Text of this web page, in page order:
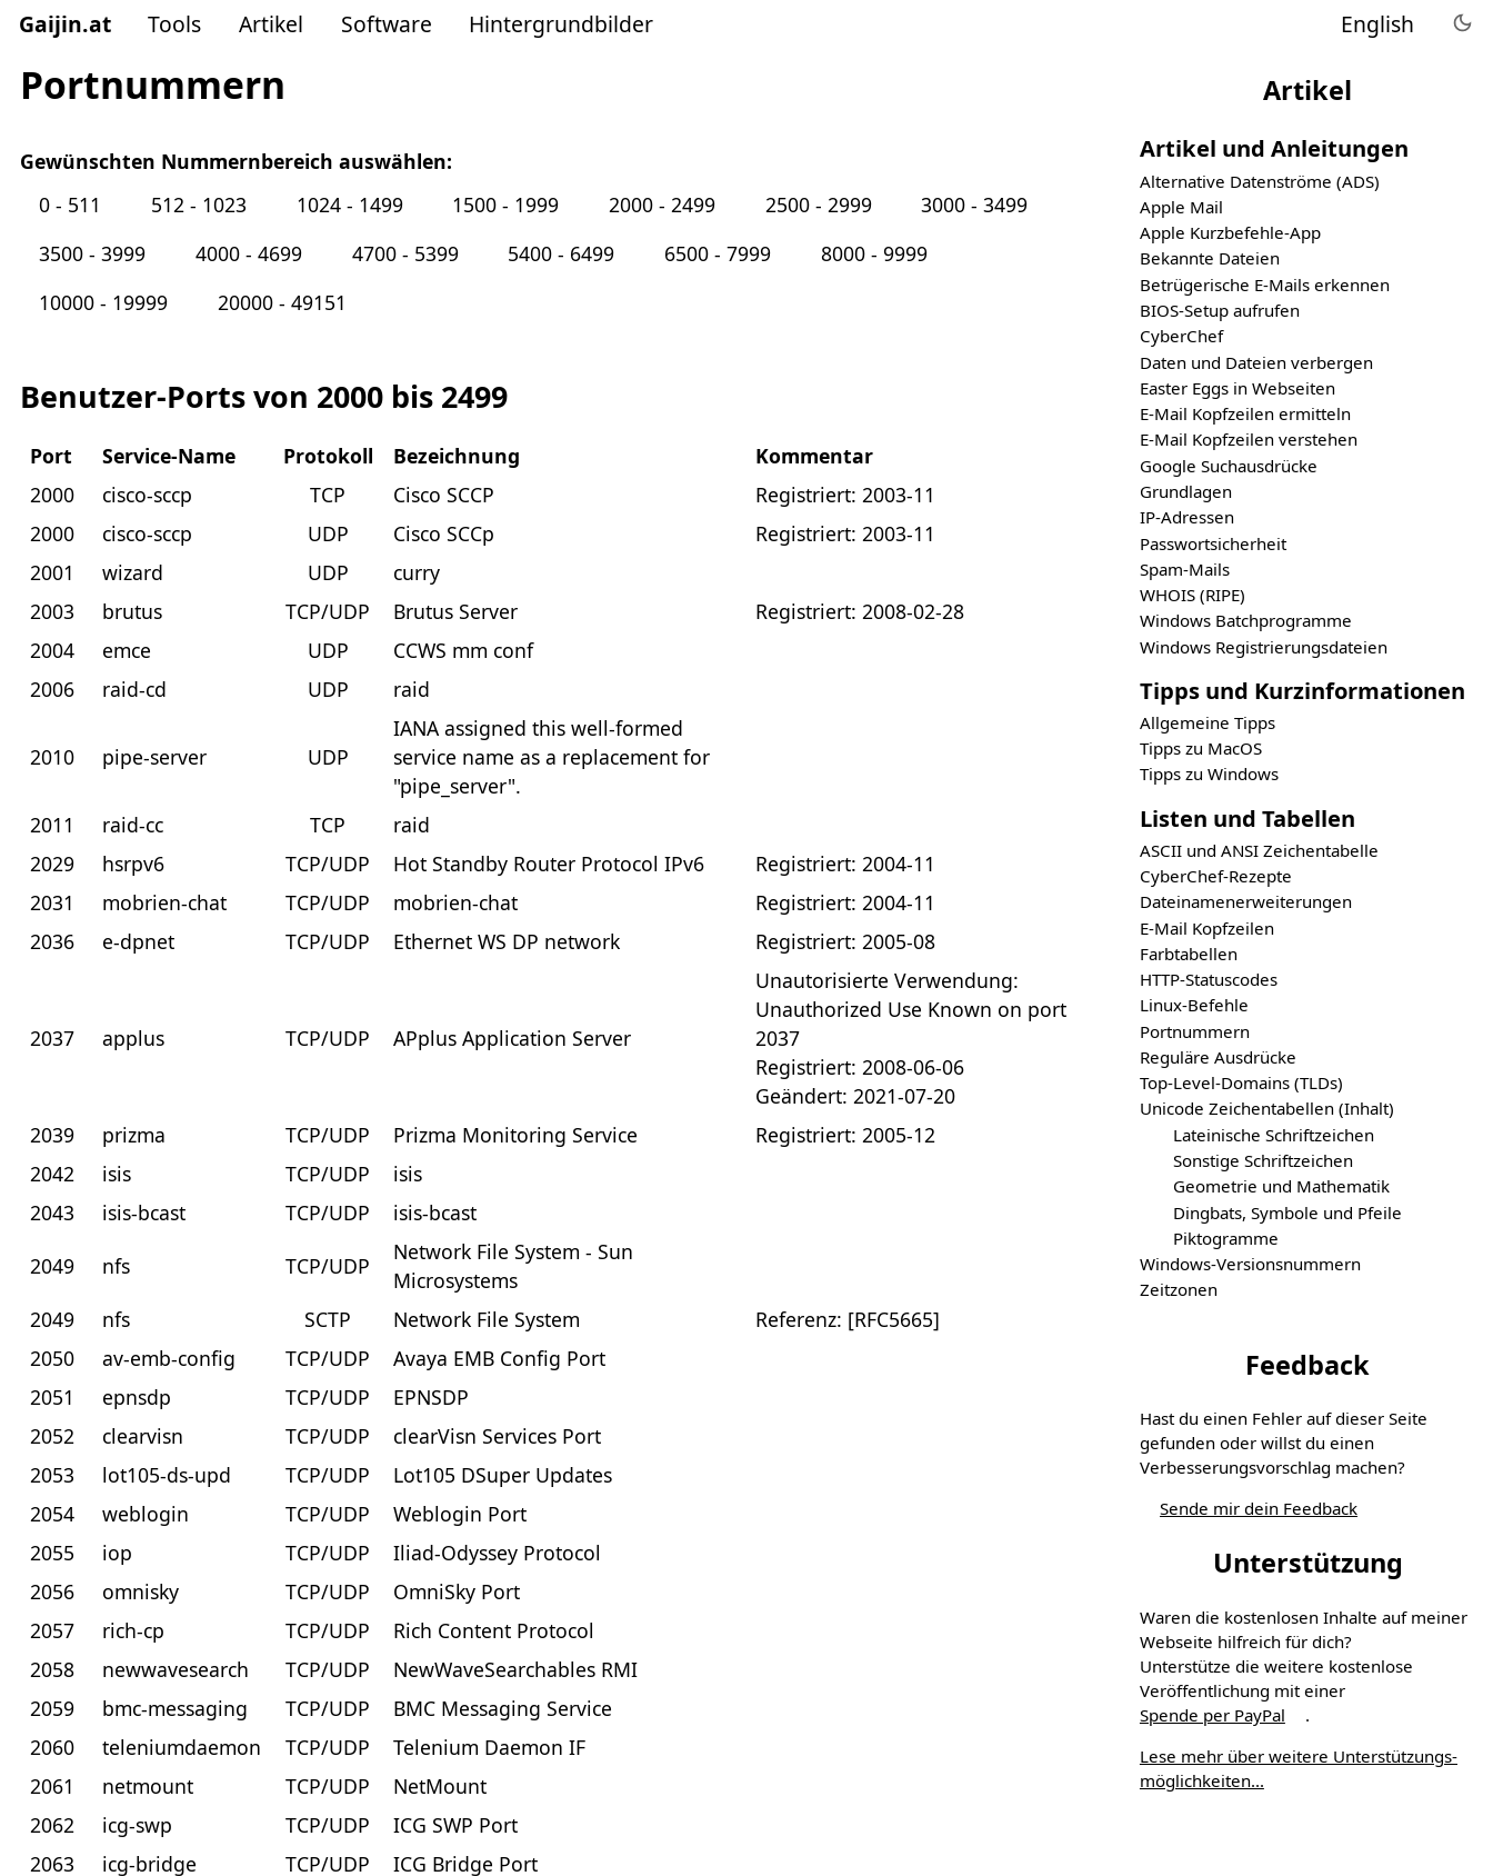
Gaijin.at Tools Artikel Software Hintergrundbilder English
Portnummern
Gewünschten Nummernbereich auswählen:
0 - 511
512 - 1023 1024 - 1499 1500 - 1999 2000 - 2499 2500 - 2999
3000 - 3499
3500 - 3999
4000 - 4699 4700 - 5399 5400 - 6499 6500 - 7999
8000 - 9999
10000 - 19999
20000 - 49151
Benutzer-Ports von 2000 bis 2499
Port Service-Name Protokoll Bezeichnung
Kommentar
2000
cisco-sccp TCP Cisco SCCP
Registriert: 2003-11
2000
cisco-sccp UDP Cisco SCCp
Registriert: 2003-11
2001
wizard UDP
curry
2003
brutus TCP/UDP Brutus Server
Registriert: 2008-02-28
2004
emce UDP
CCWS mm conf
2006
raid-cd UDP raid
2010 pipe-server UDP
IANA assigned this well-formed
service name as a replacement for
"pipe_server".
2011
raid-cc TCP
raid
2029
hsrpv6 TCP/UDP Hot Standby Router Protocol IPv6
Registriert: 2004-11
2031
mobrien-chat TCP/UDP mobrien-chat
Registriert: 2004-11
2036
e-dpnet TCP/UDP Ethernet WS DP network Registriert: 2005-08
2037 applus TCP/UDP APplus Application Server
Unautorisierte Verwendung:
Unauthorized Use Known on port
2037
Registriert: 2008-06-06
Geändert: 2021-07-20
2039
prizma TCP/UDP Prizma Monitoring Service
Registriert: 2005-12
2042
isis TCP/UDP
isis
2043
isis-bcast TCP/UDP
isis-bcast
2049
nfs TCP/UDP
Network File System - Sun
Microsystems
2049
nfs SCTP Network File System
Referenz: [RFC5665]
2050
av-emb-config TCP/UDP
Avaya EMB Config Port
2051
epnsdp TCP/UDP
EPNSDP
2052
clearvisn TCP/UDP
clearVisn Services Port
2053
lot105-ds-upd TCP/UDP
Lot105 DSuper Updates
2054
weblogin TCP/UDP
Weblogin Port
2055
iop TCP/UDP
Iliad-Odyssey Protocol
2056
omnisky TCP/UDP
OmniSky Port
2057
rich-cp TCP/UDP
Rich Content Protocol
2058
newwavesearch TCP/UDP
NewWaveSearchables RMI
2059
bmc-messaging TCP/UDP
BMC Messaging Service
2060
teleniumdaemon TCP/UDP
Telenium Daemon IF
2061
netmount TCP/UDP
NetMount
2062
icg-swp TCP/UDP
ICG SWP Port
2063
icg-bridge TCP/UDP
ICG Bridge Port
Artikel
Artikel und Anleitungen
Alternative Datenströme (ADS)
Apple Mail
Apple Kurzbefehle-App
Bekannte Dateien
Betrügerische E-Mails erkennen
BIOS-Setup aufrufen
CyberChef
Daten und Dateien verbergen
Easter Eggs in Webseiten
E-Mail Kopfzeilen ermitteln
E-Mail Kopfzeilen verstehen
Google Suchausdrücke
Grundlagen
IP-Adressen
Passwortsicherheit
Spam-Mails
WHOIS (RIPE)
Windows Batchprogramme
Windows Registrierungsdateien
Tipps und Kurzinformationen
Allgemeine Tipps
Tipps zu MacOS
Tipps zu Windows
Listen und Tabellen
ASCII und ANSI Zeichentabelle
CyberChef-Rezepte
Dateinamenerweiterungen
E-Mail Kopfzeilen
Farbtabellen
HTTP-Statuscodes
Linux-Befehle
Portnummern
Reguläre Ausdrücke
Top-Level-Domains (TLDs)
Unicode Zeichentabellen (Inhalt)
Lateinische Schriftzeichen
Sonstige Schriftzeichen
Geometrie und Mathematik
Dingbats, Symbole und Pfeile
Piktogramme
Windows-Versionsnummern
Zeitzonen
Feedback
Hast du einen Fehler auf dieser Seite
gefunden oder willst du einen
Verbesserungs­vorschlag machen?
Sende mir dein Feedback
Unterstützung
Waren die kostenlosen Inhalte auf meiner
Webseite hilfreich für dich?
Unterstütze die weitere kostenlose
Veröffentlichung mit einer
Spende per PayPal
.
Lese mehr über weitere Unterstützungs­
möglichkeiten...